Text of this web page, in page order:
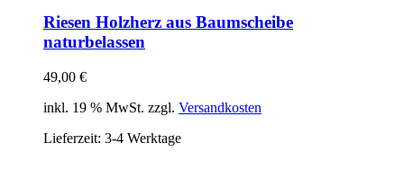
Riesen Holzherz aus Baumscheibe
naturbelassen
49,00 €
inkl. 19 % MwSt. zzgl. Versandkosten
Lieferzeit: 3-4 Werktage